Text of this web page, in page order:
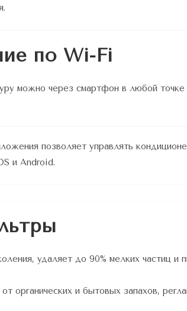
по Wi-Fi
можно через смартфон в любой
позволяет управлять
и Android.
удаляет до 90% мелких частиц и
органических и бытовых запахов,